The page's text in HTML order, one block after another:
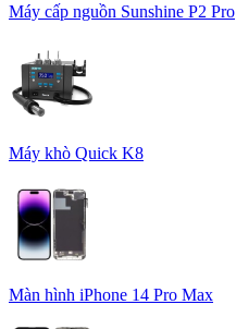
Máy cấp nguồn Sunshine P2 Pro
Máy khò Quick K8
Màn hình iPhone 14 Pro Max